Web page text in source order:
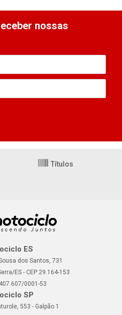
nossas
Títulos
ES
dos Santos, 731
ES - CEP 29.164-153
0001-53
SP
553 - Galpão 1